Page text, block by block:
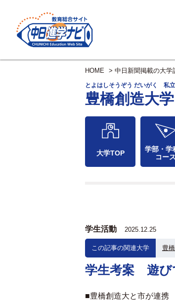
HOME > 中日新聞掲載の大学
とよはしそうぞう だいがく 私
豊橋創造大学
大学TOP
学部・学
コース
学生活動 2025.12.25
この記事の関連大学 豊
学生考案 遊び
■豊橋創造大と市が連携